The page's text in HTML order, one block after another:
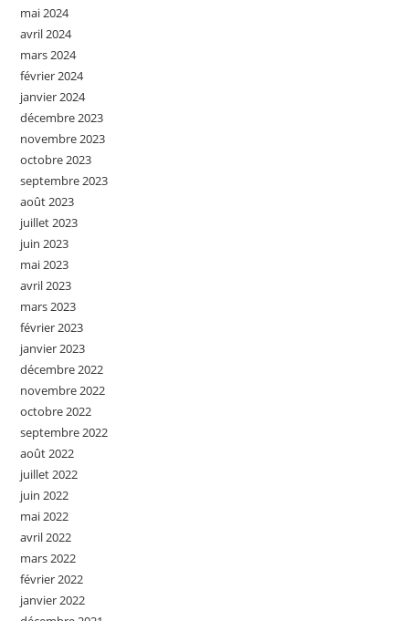
mai 2024
avril 2024
mars 2024
février 2024
janvier 2024
décembre 2023
novembre 2023
octobre 2023
septembre 2023
août 2023
juillet 2023
juin 2023
mai 2023
avril 2023
mars 2023
février 2023
janvier 2023
décembre 2022
novembre 2022
octobre 2022
septembre 2022
août 2022
juillet 2022
juin 2022
mai 2022
avril 2022
mars 2022
février 2022
janvier 2022